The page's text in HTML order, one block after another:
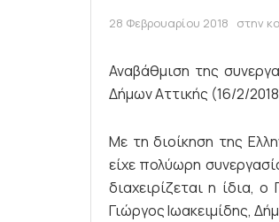
28 Φεβρουαρίου 2018 στην
Αναβάθμιση της
Δήμων Αττικής (16/2/
Με τη διοίκηση της
είχε πολύωρη
διαχειρίζεται η ίδια,
Γιώργος Ιωακειμίδης,